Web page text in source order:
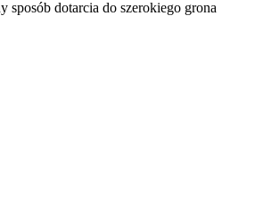
dotarcia do szerokiego grona